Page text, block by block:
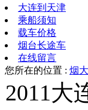
大连到天津
乘船须知
载车价格
烟台长途车
在线留言
您所在的位置 : 烟
2011大